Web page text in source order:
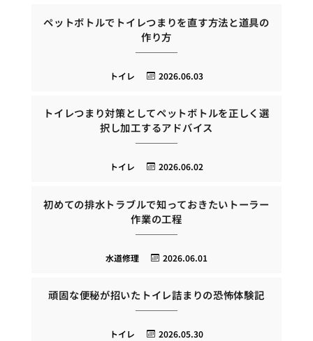
ペットボトルでトイレつまりを直す方法と道具の
作り方
2026.06.03
トイレ
トイレつまり対策としてペットボトルを正しく選
択し加工するアドバイス
2026.06.02
トイレ
初めての排水トラブルで知っておきたいトーラー
作業の工程
2026.06.01
水道修理
頑固な便秘が招いたトイレ詰まりの恐怖体験記
2026.05.30
トイレ